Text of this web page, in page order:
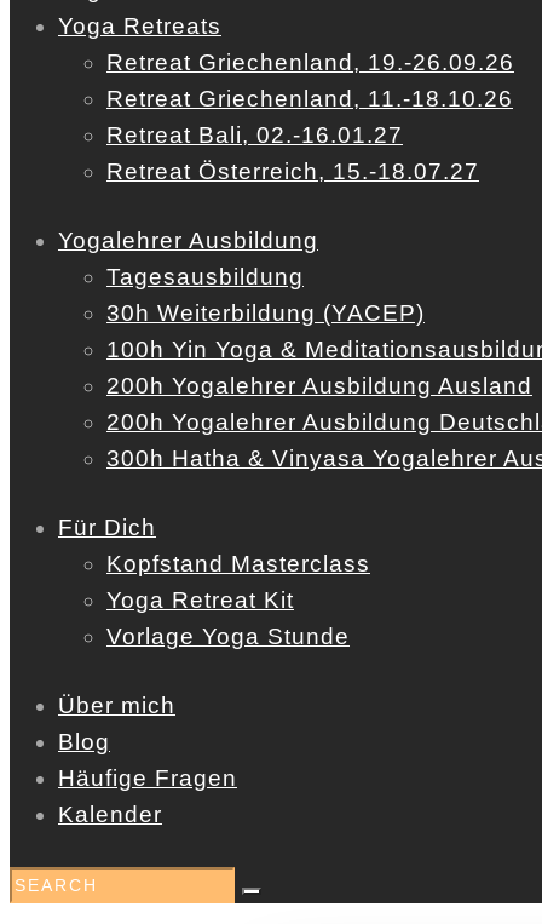
Yoga Retreats
Retreat Griechenland, 19.-26.09.26
Retreat Griechenland, 11.-18.10.26
Retreat Bali, 02.-16.01.27
Retreat Österreich, 15.-18.07.27
Yogalehrer Ausbildung
Tagesausbildung
30h Weiterbildung (YACEP)
100h Yin Yoga &
200h Yogalehrer Ausbildung Ausland
200h Yogalehrer Ausbildung
300h Hatha & Vinyasa Yogalehrer
Für Dich
Kopfstand Masterclass
Yoga Retreat Kit
Vorlage Yoga Stunde
Über mich
Blog
Häufige Fragen
Kalender